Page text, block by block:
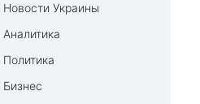
Новости Украины
Аналитика
Политика
Бизнес